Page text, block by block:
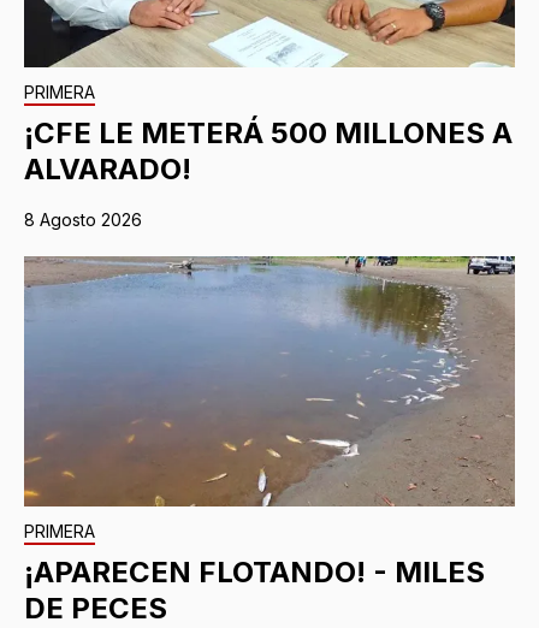
PRIMERA
¡CFE LE METERÁ 500 MILLONES A
ALVARADO!
8 Agosto 2026
PRIMERA
¡APARECEN FLOTANDO! - MILES
DE PECES